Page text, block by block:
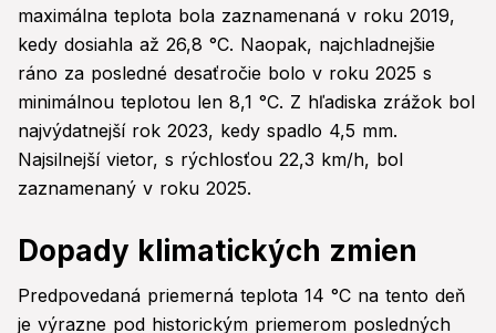
maximálna teplota bola zaznamenaná v roku 2019,
kedy dosiahla až 26,8 °C. Naopak, najchladnejšie
ráno za posledné desaťročie bolo v roku 2025 s
minimálnou teplotou len 8,1 °C. Z hľadiska zrážok bol
najvýdatnejší rok 2023, kedy spadlo 4,5 mm.
Najsilnejší vietor, s rýchlosťou 22,3 km/h, bol
zaznamenaný v roku 2025.
Dopady klimatických zmien
Predpovedaná priemerná teplota 14 °C na tento deň
je výrazne pod historickým priemerom posledných